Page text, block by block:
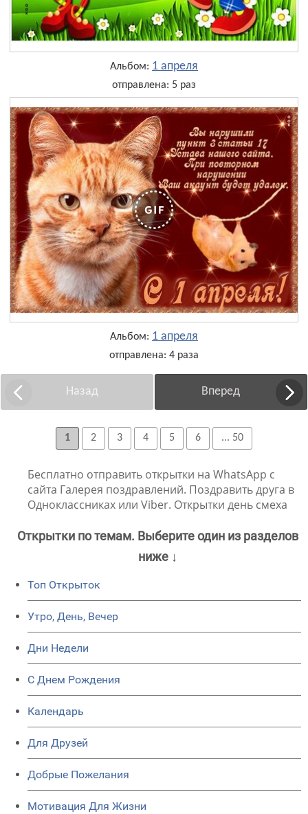
Альбом: 1 апреля
отправлена: 5 раз
Альбом: 1 апреля
отправлена: 4 раза
Назад Вперед
1 2 3 4 5 6 ... 50
Бесплатно отправить открытки на WhatsApp с
сайта Галерея поздравлений. Поздравить друга в
Одноклассниках или Viber. Открытки день смеха
Открытки по темам. Выберите один из разделов
ниже ↓
Топ Открыток
Утро, День, Вечер
Дни Недели
C Днем Рождения
Календарь
Для Друзей
Добрые Пожелания
Мотивация Для Жизни